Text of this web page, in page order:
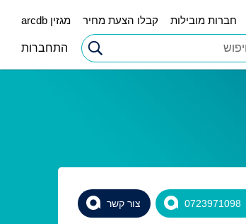
חברות מובילות קבלו הצעת מחיר מגזין arcdb
התחברות
צור קשר